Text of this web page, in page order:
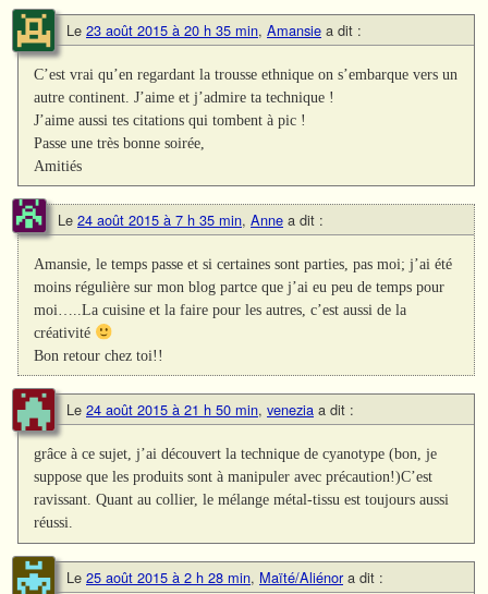
Le 23 août 2015 à 20 h 35 min, Amansie a dit :
C’est vrai qu’en regardant la trousse ethnique on s’embarque vers un
autre continent. J’aime et j’admire ta technique !
J’aime aussi tes citations qui tombent à pic !
Passe une très bonne soirée,
Amitiés
Le 24 août 2015 à 7 h 35 min, Anne a dit :
Amansie, le temps passe et si certaines sont parties, pas moi; j’ai été
moins régulière sur mon blog partce que j’ai eu peu de temps pour
moi…..La cuisine et la faire pour les autres, c’est aussi de la
créativité
Bon retour chez toi!!
Le 24 août 2015 à 21 h 50 min, venezia a dit :
grâce à ce sujet, j’ai découvert la technique de cyanotype (bon, je
suppose que les produits sont à manipuler avec précaution!)C’est
ravissant. Quant au collier, le mélange métal-tissu est toujours aussi
réussi.
Le 25 août 2015 à 2 h 28 min, Maïté/Aliénor a dit :